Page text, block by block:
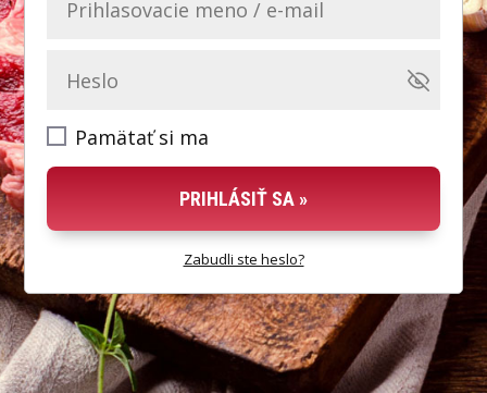
Pamätať si ma
PRIHLÁSIŤ SA »
Zabudli ste heslo?